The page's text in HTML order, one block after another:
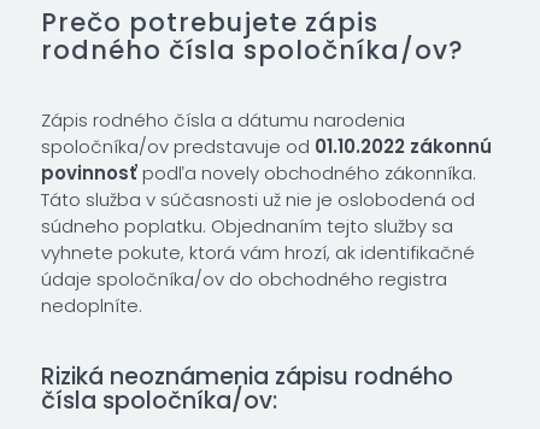
Prečo potrebujete zápis
rodného čísla spoločníka/ov?
Zápis rodného čísla a dátumu narodenia
spoločníka/ov predstavuje od 01.10.2022 zákonnú
povinnosťpodľa novely obchodného zákonníka.
Táto služba v súčasnosti už nie je oslobodená od
súdneho poplatku. Objednaním tejto služby sa
vyhnete pokute, ktorá vám hrozí, ak identifikačné
údaje spoločníka/ov do obchodného registra
nedoplníte.
Riziká neoznámenia zápisu rodného
čísla spoločníka/ov: